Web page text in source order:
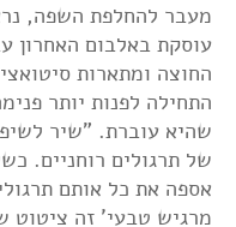
מעבר להחלפת השפה,
עוסקת באלבום האחרון
החוצה ומתארות
התחילה לפנות יותר
שהיא עוברת. "שיר
של תרגולים רוחניים.
אספה את כל אותם
מרגיש טבעי' זה ציטוט